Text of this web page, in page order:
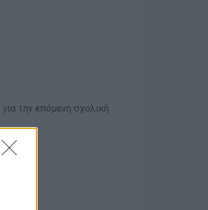
για την επόμενη σχολική